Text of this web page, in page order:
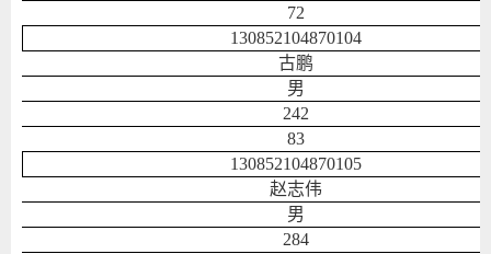
72
130852104870104
古鹏
男
242
83
130852104870105
赵志伟
男
284